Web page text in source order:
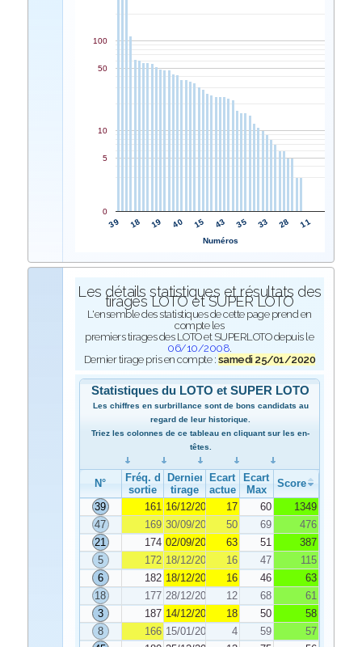
39 18 19 40 15 43 35 33 28 11
0
5
10
50
100
Numéros
Les détails statistiques et résultats des
tirages LOTO et SUPER LOTO
L'ensemble des statistiques de cette page prend en
compte les
premiers tirages des LOTO et SUPERLOTO depuis le
06/10/2008.
Dernier tirage pris en compte : samedi 25/01/2020
Statistiques du LOTO et SUPER LOTO
Les chiffres en surbrillance sont de bons candidats au
regard de leur historique.
Triez les colonnes de ce tableau en cliquant sur les en-
têtes.
N°
Fréq. de
sortie
Dernier
tirage
Ecart
actuel
Ecart
Max
Score
39
161 16/12/2019 17 60
1349
47
169 30/09/2019 50 69
476
21
174 02/09/2019 63 51
387
5
172 18/12/2019 16 47
115
6
182 18/12/2019 16 46
63
18
177 28/12/2019 12 68
61
3
187 14/12/2019 18 50
58
8
166 15/01/2020 4 59
57